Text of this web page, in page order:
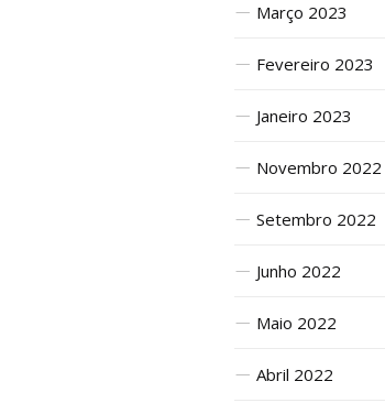
Março 2023
Fevereiro 2023
Janeiro 2023
Novembro 2022
Setembro 2022
Junho 2022
Maio 2022
Abril 2022